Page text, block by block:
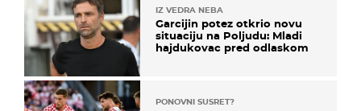
IZ VEDRA NEBA
Garcijin potez otkrio novu
situaciju na Poljudu: Mladi
hajdukovac pred odlaskom
PONOVNI SUSRET?